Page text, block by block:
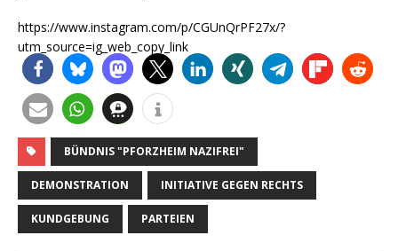
https://www.instagram.com/p/CGUnQrPF27x/?
utm_source=ig_web_copy_link
BÜNDNIS "PFORZHEIM NAZIFREI"
DEMONSTRATION INITIATIVE GEGEN RECHTS
KUNDGEBUNG PARTEIEN